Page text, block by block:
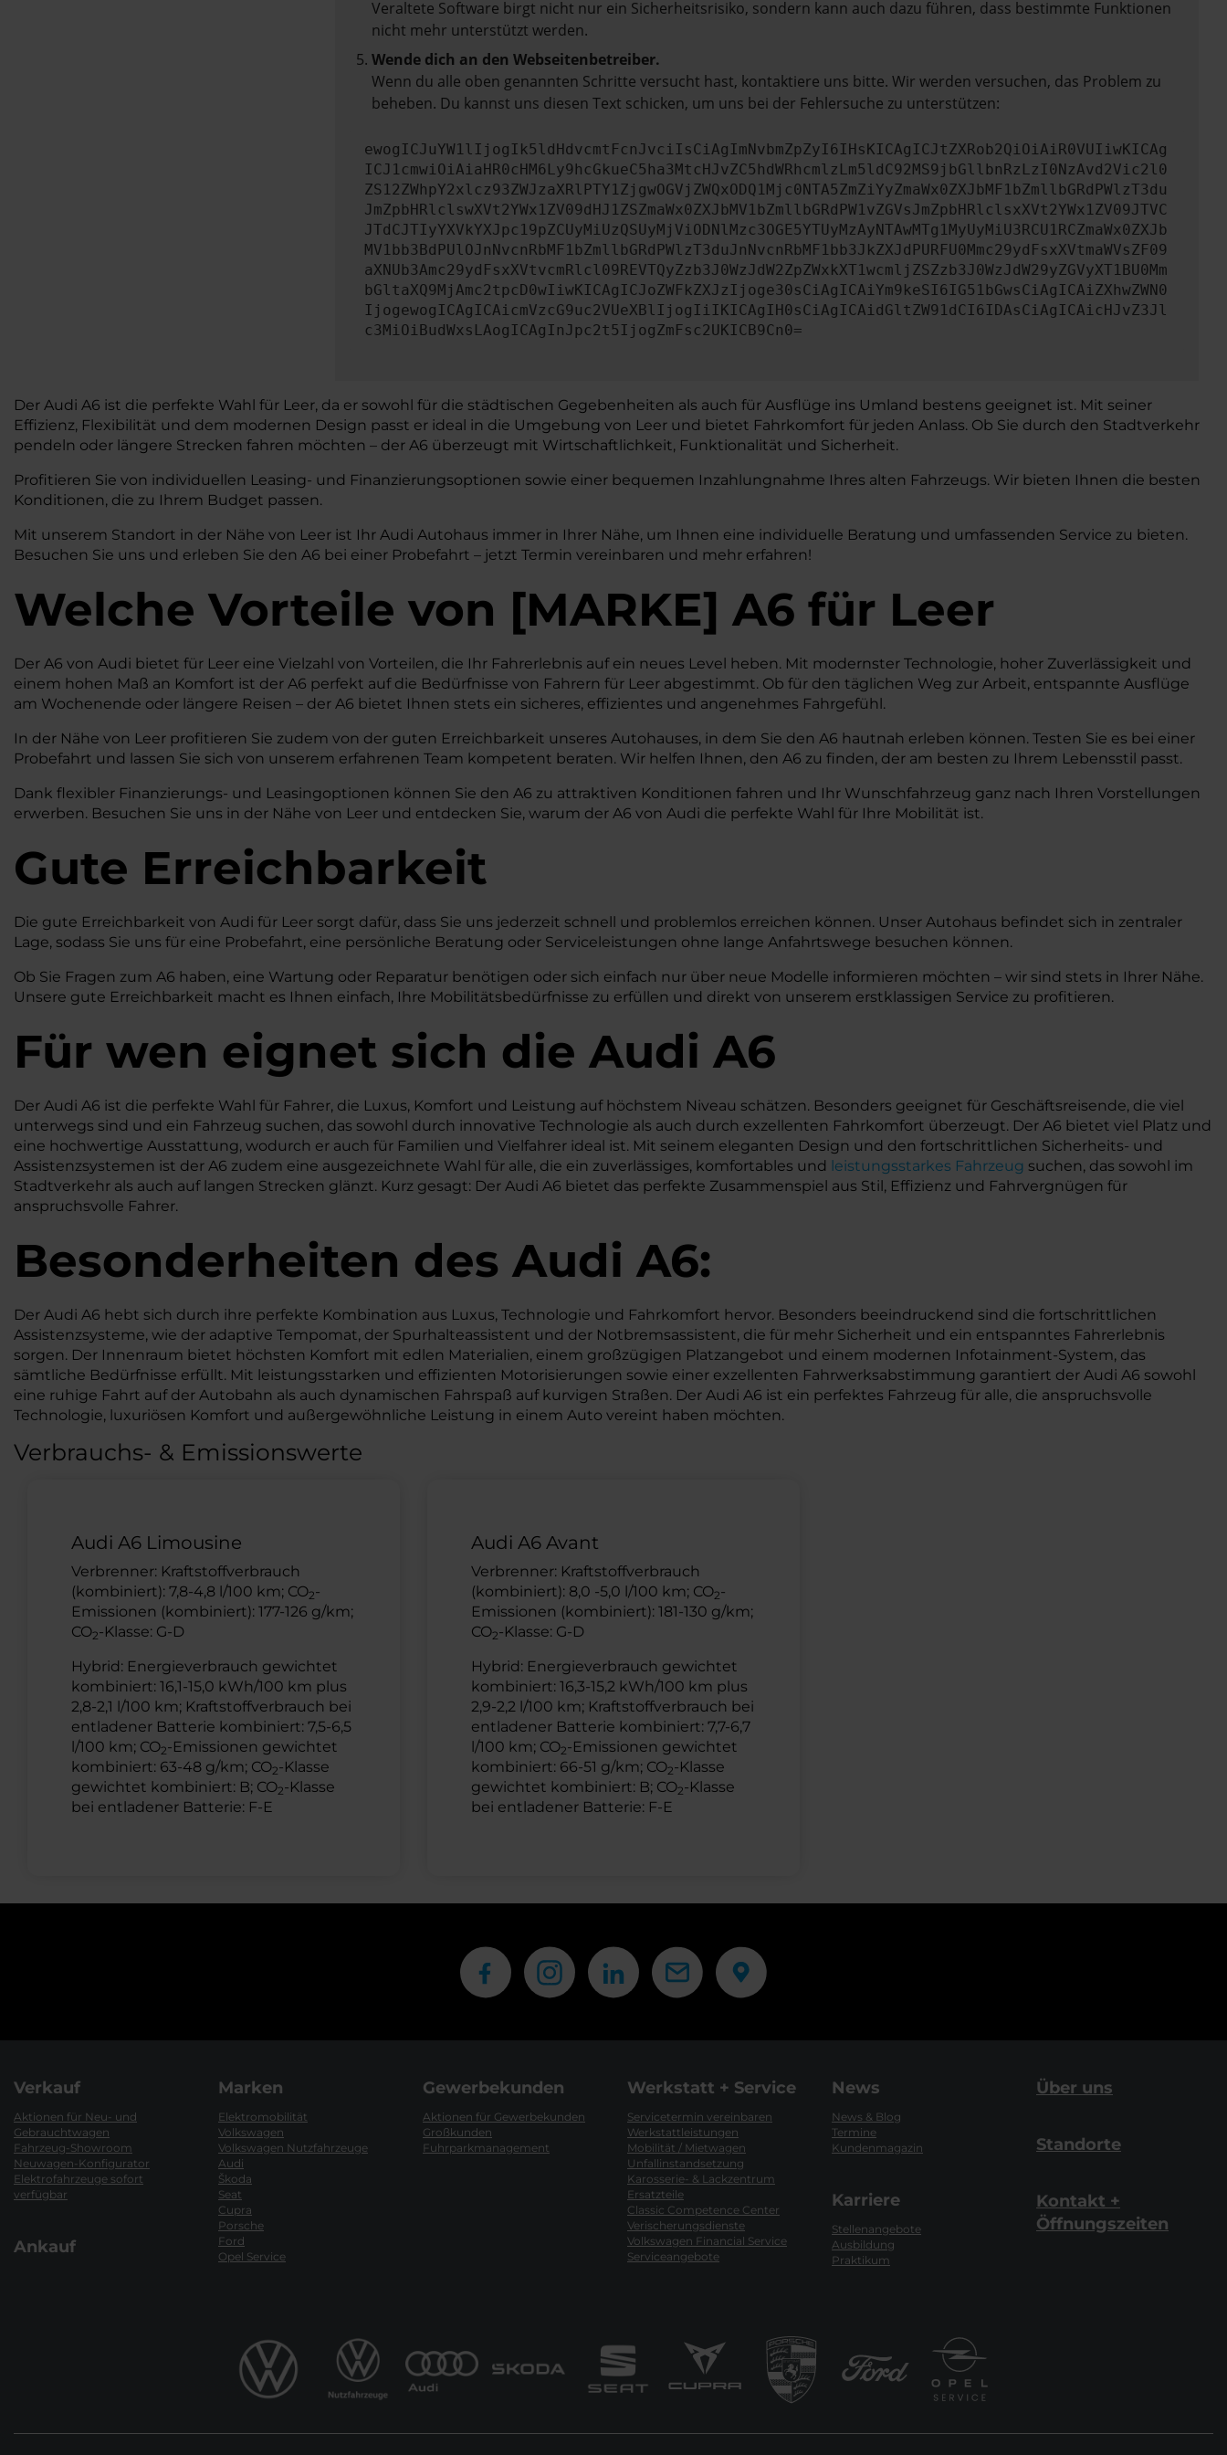
Veraltete Software birgt nicht nur ein Sicherheitsrisiko, sondern kann auch dazu führen, dass bestimmte Funktionen
nicht mehr unterstützt werden.
Wende dich an den Webseitenbetreiber.
Wenn du alle oben genannten Schritte versucht hast, kontaktiere uns bitte. Wir werden versuchen, das Problem zu
beheben. Du kannst uns diesen Text schicken, um uns bei der Fehlersuche zu unterstützen:
ewogICJuYW1lIjogIk5ldHdvcmtFcnJvciIsCiAgImNvbmZpZyI6IHsKICAgICJtZXRob2QiOiAiR0VUIiwKICAg
ICJ1cmwiOiAiaHR0cHM6Ly9hcGkueC5ha3MtcHJvZC5hdWRhcmlzLm5ldC92MS9jbGllbnRzLzI0NzAvd2Vic2l0
ZS12ZWhpY2xlcz93ZWJzaXRlPTY1ZjgwOGVjZWQxODQ1Mjc0NTA5ZmZiYyZmaWx0ZXJbMF1bZmllbGRdPWlzT3du
JmZpbHRlclswXVt2YWx1ZV09dHJ1ZSZmaWx0ZXJbMV1bZmllbGRdPW1vZGVsJmZpbHRlclsxXVt2YWx1ZV09JTVC
JTdCJTIyYXVkYXJpc19pZCUyMiUzQSUyMjViODNlMzc3OGE5YTUyMzAyNTAwMTg1MyUyMiU3RCU1RCZmaWx0ZXJb
MV1bb3BdPUlOJnNvcnRbMF1bZmllbGRdPWlzT3duJnNvcnRbMF1bb3JkZXJdPURFU0Mmc29ydFsxXVtmaWVsZF09
aXNUb3Amc29ydFsxXVtvcmRlcl09REVTQyZzb3J0WzJdW2ZpZWxkXT1wcmljZSZzb3J0WzJdW29yZGVyXT1BU0Mm
bGltaXQ9MjAmc2tpcD0wIiwKICAgICJoZWFkZXJzIjoge30sCiAgICAiYm9keSI6IG51bGwsCiAgICAiZXhwZWN0
IjogewogICAgICAicmVzcG9uc2VUeXBlIjogIiIKICAgIH0sCiAgICAidGltZW91dCI6IDAsCiAgICAicHJvZ3Jl
c3MiOiBudWxsLAogICAgInJpc2t5IjogZmFsc2UKICB9Cn0=
Der Audi A6 ist die perfekte Wahl für Leer, da er sowohl für die städtischen Gegebenheiten als auch für Ausflüge ins Umland bestens geeignet ist. Mit seiner
Effizienz, Flexibilität und dem modernen Design passt er ideal in die Umgebung von Leer und bietet Fahrkomfort für jeden Anlass. Ob Sie durch den Stadtverkehr
pendeln oder längere Strecken fahren möchten – der A6 überzeugt mit Wirtschaftlichkeit, Funktionalität und Sicherheit.
Profitieren Sie von individuellen Leasing- und Finanzierungsoptionen sowie einer bequemen Inzahlungnahme Ihres alten Fahrzeugs. Wir bieten Ihnen die besten
Konditionen, die zu Ihrem Budget passen.
Mit unserem Standort in der Nähe von Leer ist Ihr Audi Autohaus immer in Ihrer Nähe, um Ihnen eine individuelle Beratung und umfassenden Service zu bieten.
Besuchen Sie uns und erleben Sie den A6 bei einer Probefahrt – jetzt Termin vereinbaren und mehr erfahren!
Welche Vorteile von [MARKE] A6 für Leer
Der A6 von Audi bietet für Leer eine Vielzahl von Vorteilen, die Ihr Fahrerlebnis auf ein neues Level heben. Mit modernster Technologie, hoher Zuverlässigkeit und
einem hohen Maß an Komfort ist der A6 perfekt auf die Bedürfnisse von Fahrern für Leer abgestimmt. Ob für den täglichen Weg zur Arbeit, entspannte Ausflüge
am Wochenende oder längere Reisen – der A6 bietet Ihnen stets ein sicheres, effizientes und angenehmes Fahrgefühl.
In der Nähe von Leer profitieren Sie zudem von der guten Erreichbarkeit unseres Autohauses, in dem Sie den A6 hautnah erleben können. Testen Sie es bei einer
Probefahrt und lassen Sie sich von unserem erfahrenen Team kompetent beraten. Wir helfen Ihnen, den A6 zu finden, der am besten zu Ihrem Lebensstil passt.
Dank flexibler Finanzierungs- und Leasingoptionen können Sie den A6 zu attraktiven Konditionen fahren und Ihr Wunschfahrzeug ganz nach Ihren Vorstellungen
erwerben. Besuchen Sie uns in der Nähe von Leer und entdecken Sie, warum der A6 von Audi die perfekte Wahl für Ihre Mobilität ist.
Gute Erreichbarkeit
Die gute Erreichbarkeit von Audi für Leer sorgt dafür, dass Sie uns jederzeit schnell und problemlos erreichen können. Unser Autohaus befindet sich in zentraler
Lage, sodass Sie uns für eine Probefahrt, eine persönliche Beratung oder Serviceleistungen ohne lange Anfahrtswege besuchen können.
Ob Sie Fragen zum A6 haben, eine Wartung oder Reparatur benötigen oder sich einfach nur über neue Modelle informieren möchten – wir sind stets in Ihrer Nähe.
Unsere gute Erreichbarkeit macht es Ihnen einfach, Ihre Mobilitätsbedürfnisse zu erfüllen und direkt von unserem erstklassigen Service zu profitieren.
Für wen eignet sich die Audi A6
Der Audi A6 ist die perfekte Wahl für Fahrer, die Luxus, Komfort und Leistung auf höchstem Niveau schätzen. Besonders geeignet für Geschäftsreisende, die viel
unterwegs sind und ein Fahrzeug suchen, das sowohl durch innovative Technologie als auch durch exzellenten Fahrkomfort überzeugt. Der A6 bietet viel Platz und
eine hochwertige Ausstattung, wodurch er auch für Familien und Vielfahrer ideal ist. Mit seinem eleganten Design und den fortschrittlichen Sicherheits- und
Assistenzsystemen ist der A6 zudem eine ausgezeichnete Wahl für alle, die ein zuverlässiges, komfortables und leistungsstarkes Fahrzeug suchen, das sowohl im
Stadtverkehr als auch auf langen Strecken glänzt. Kurz gesagt: Der Audi A6 bietet das perfekte Zusammenspiel aus Stil, Effizienz und Fahrvergnügen für
anspruchsvolle Fahrer.
Besonderheiten des Audi A6:
Der Audi A6 hebt sich durch ihre perfekte Kombination aus Luxus, Technologie und Fahrkomfort hervor. Besonders beeindruckend sind die fortschrittlichen
Assistenzsysteme, wie der adaptive Tempomat, der Spurhalteassistent und der Notbremsassistent, die für mehr Sicherheit und ein entspanntes Fahrerlebnis
sorgen. Der Innenraum bietet höchsten Komfort mit edlen Materialien, einem großzügigen Platzangebot und einem modernen Infotainment-System, das
sämtliche Bedürfnisse erfüllt. Mit leistungsstarken und effizienten Motorisierungen sowie einer exzellenten Fahrwerksabstimmung garantiert der Audi A6 sowohl
eine ruhige Fahrt auf der Autobahn als auch dynamischen Fahrspaß auf kurvigen Straßen. Der Audi A6 ist ein perfektes Fahrzeug für alle, die anspruchsvolle
Technologie, luxuriösen Komfort und außergewöhnliche Leistung in einem Auto vereint haben möchten.
Verbrauchs- & Emissionswerte
Audi A6 Limousine
Verbrenner: Kraftstoffverbrauch
(kombiniert): 7,8-4,8 l/100 km; CO2-
Emissionen (kombiniert): 177-126 g/km;
CO2-Klasse: G-D
Hybrid: Energieverbrauch gewichtet
kombiniert: 16,1-15,0 kWh/100 km plus
2,8-2,1 l/100 km; Kraftstoffverbrauch bei
entladener Batterie kombiniert: 7,5-6,5
l/100 km; CO2-Emissionen gewichtet
kombiniert: 63-48 g/km; CO2-Klasse
gewichtet kombiniert: B; CO2-Klasse
bei entladener Batterie: F-E
Audi A6 Avant
Verbrenner: Kraftstoffverbrauch
(kombiniert): 8,0 -5,0 l/100 km; CO2-
Emissionen (kombiniert): 181-130 g/km;
CO2-Klasse: G-D
Hybrid: Energieverbrauch gewichtet
kombiniert: 16,3-15,2 kWh/100 km plus
2,9-2,2 l/100 km; Kraftstoffverbrauch bei
entladener Batterie kombiniert: 7,7-6,7
l/100 km; CO2-Emissionen gewichtet
kombiniert: 66-51 g/km; CO2-Klasse
gewichtet kombiniert: B; CO2-Klasse
bei entladener Batterie: F-E
Verkauf
Aktionen für Neu- und
Gebrauchtwagen
Fahrzeug-Showroom
Neuwagen-Konfigurator
Elektrofahrzeuge sofort
verfügbar
Ankauf
Marken
Elektromobilität
Volkswagen
Volkswagen Nutzfahrzeuge
Audi
Škoda
Seat
Cupra
Porsche
Ford
Opel Service
Gewerbekunden
Aktionen für Gewerbekunden
Großkunden
Fuhrparkmanagement
Werkstatt + Service
Servicetermin vereinbaren
Werkstattleistungen
Mobilität / Mietwagen
Unfallinstandsetzung
Karosserie- & Lackzentrum
Ersatzteile
Classic Competence Center
Verischerungsdienste
Volkswagen Financial Service
Serviceangebote
News
News & Blog
Termine
Kundenmagazin
Karriere
Stellenangebote
Ausbildung
Praktikum
Über uns
Standorte
Kontakt +
Öffnungszeiten